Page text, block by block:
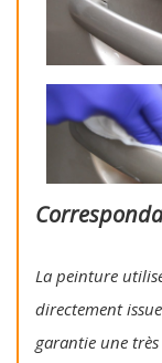
La peinture
directement
garantie une